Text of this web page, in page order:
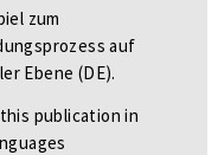
zum
auf
Ebene (DE).
publication in